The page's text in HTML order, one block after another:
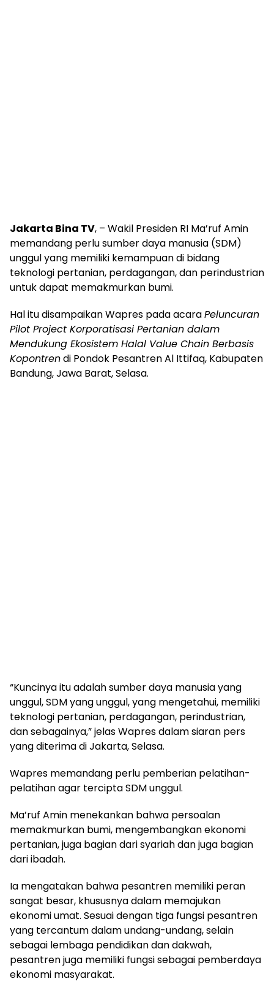
Jakarta Bina TV, – Wakil Presiden RI Ma’ruf Amin
memandang perlu sumber daya manusia (SDM)
unggul yang memiliki kemampuan di bidang
teknologi pertanian, perdagangan, dan perindustrian
untuk dapat memakmurkan bumi.
Hal itu disampaikan Wapres pada acaraPeluncuran
Pilot Project Korporatisasi Pertanian dalam
Mendukung Ekosistem Halal Value Chain Berbasis
Kopontrendi Pondok Pesantren Al Ittifaq, Kabupaten
Bandung, Jawa Barat, Selasa.
“Kuncinya itu adalah sumber daya manusia yang
unggul, SDM yang unggul, yang mengetahui, memiliki
teknologi pertanian, perdagangan, perindustrian,
dan sebagainya,” jelas Wapres dalam siaran pers
yang diterima di Jakarta, Selasa.
Wapres memandang perlu pemberian pelatihan-
pelatihan agar tercipta SDM unggul.
Ma’ruf Amin menekankan bahwa persoalan
memakmurkan bumi, mengembangkan ekonomi
pertanian, juga bagian dari syariah dan juga bagian
dari ibadah.
Ia mengatakan bahwa pesantren memiliki peran
sangat besar, khususnya dalam memajukan
ekonomi umat. Sesuai dengan tiga fungsi pesantren
yang tercantum dalam undang-undang, selain
sebagai lembaga pendidikan dan dakwah,
pesantren juga memiliki fungsi sebagai pemberdaya
ekonomi masyarakat.